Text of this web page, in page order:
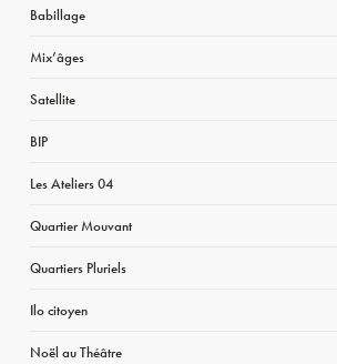
Babillage
Mix’âges
Satellite
BIP
Les Ateliers 04
Quartier Mouvant
Quartiers Pluriels
Ilo citoyen
Noël au Théâtre